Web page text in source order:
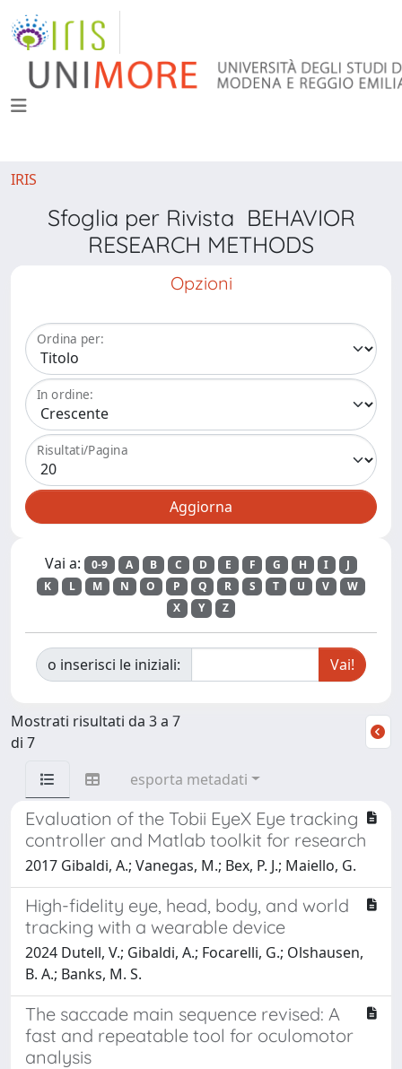
IRIS
Sfoglia per Rivista BEHAVIOR
RESEARCH METHODS
Opzioni
Ordina per:
In ordine:
Risultati/Pagina
Vai a: 0-9 A B C D E F G H I
J
K
L M N O P Q R S T U V
W
X
Y Z
o inserisci le iniziali:
Mostrati risultati da 3 a 7
di 7
esporta metadati
Evaluation of the Tobii EyeX Eye tracking
controller and Matlab toolkit for research
2017 Gibaldi, A.; Vanegas, M.; Bex, P. J.; Maiello, G.
High-fidelity eye, head, body, and world
tracking with a wearable device
2024 Dutell, V.; Gibaldi, A.; Focarelli, G.; Olshausen,
B. A.; Banks, M. S.
The saccade main sequence revised: A
fast and repeatable tool for oculomotor
analysis